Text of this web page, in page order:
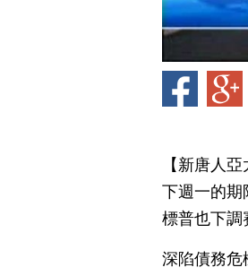
【新唐人
下週一的期
標普也下調
深陷債務危